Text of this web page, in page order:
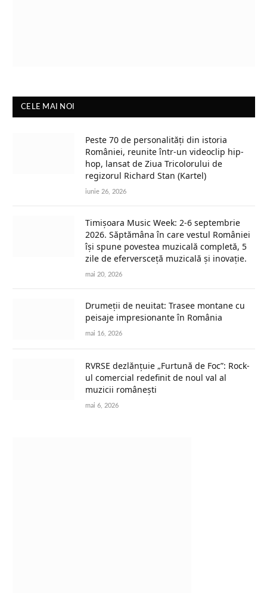
CELE MAI NOI
Peste 70 de personalități din istoria
României, reunite într-un videoclip hip-
hop, lansat de Ziua Tricolorului de
regizorul Richard Stan (Kartel)
iunie 26, 2026
Timișoara Music Week: 2-6 septembrie
2026. Săptămâna în care vestul României
își spune povestea muzicală completă, 5
zile de eferversceță muzicală și inovație.
mai 20, 2026
Drumeții de neuitat: Trasee montane cu
peisaje impresionante în România
mai 16, 2026
RVRSE dezlănțuie „Furtună de Foc”: Rock-
ul comercial redefinit de noul val al
muzicii românești
mai 6, 2026